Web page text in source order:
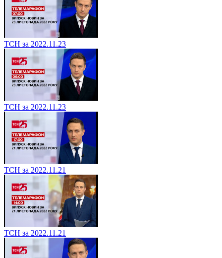
ТСН за 2022.11.23
ТСН за 2022.11.23
ТСН за 2022.11.21
ТСН за 2022.11.21